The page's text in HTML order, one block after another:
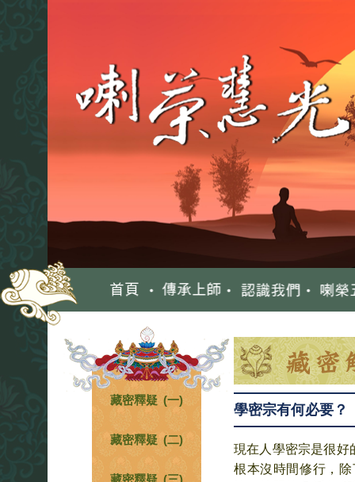
藏密釋疑 (一)
藏密釋疑 (二)
藏密釋疑 (三)
學密宗有何必要？
現在人學密宗是很好
根本沒時間修行，